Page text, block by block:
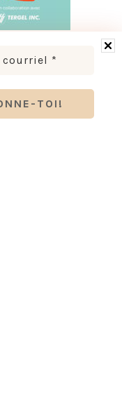
KARAOKÉ 90 EN